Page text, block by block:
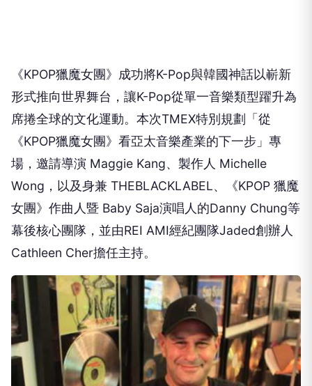
《KPOP獵魔女團》成功將K-Pop與韓國神話以嶄新
形式推向世界舞台，讓K-Pop從單一音樂類型躍升為
席捲全球的文化運動。本次TMEX特別規劃「從
《KPOP獵魔女團》看亞太音樂產業的下一步」專
場，邀請導演 Maggie Kang、製作人 Michelle
Wong，以及身兼 THEBLACKLABEL、《KPOP 獵魔
女團》作曲人暨 Baby Saja演唱人的Danny Chung等
幕後核心團隊，並由REI AMI經紀團隊Jaded創辦人
Cathleen Cher擔任主持。